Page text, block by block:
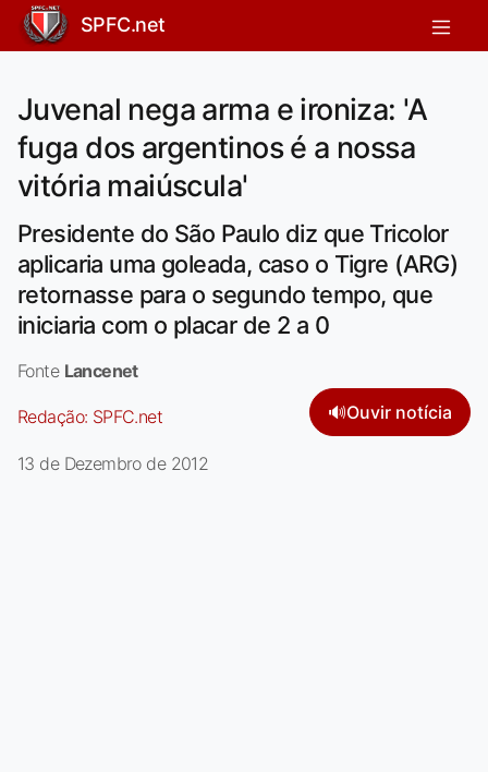
SPFC.net
Juvenal nega arma e ironiza: 'A
fuga dos argentinos é a nossa
vitória maiúscula'
Presidente do São Paulo diz que Tricolor
aplicaria uma goleada, caso o Tigre (ARG)
retornasse para o segundo tempo, que
iniciaria com o placar de 2 a 0
Fonte Lancenet
Redação: SPFC.net 🔊Ouvir notícia
13 de Dezembro de 2012